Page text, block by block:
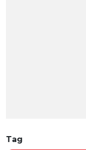
Tag